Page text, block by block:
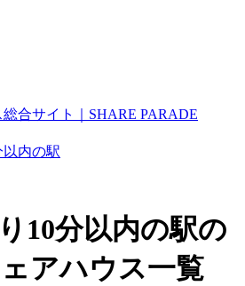
合サイト｜SHARE PARADE
以内の駅
10分以内の駅の
アハウス一覧